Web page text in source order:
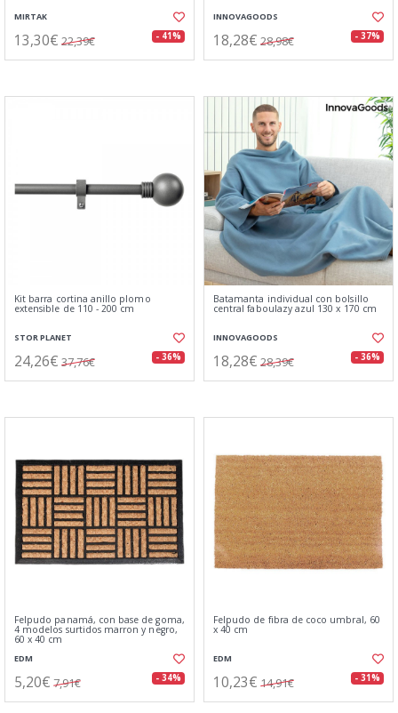
MIRTAK
13,30€ 22,39€ - 41%
INNOVAGOODS
18,28€ 28,98€ - 37%
Kit barra cortina anillo plomo
extensible de 110 - 200 cm
STOR PLANET
24,26€ 37,76€ - 36%
Batamanta individual con bolsillo
central faboulazy azul 130 x 170 cm
INNOVAGOODS
18,28€ 28,39€ - 36%
Felpudo panamá, con base de goma,
4 modelos surtidos marron y negro,
60 x 40 cm
EDM
5,20€ 7,91€ - 34%
Felpudo de fibra de coco umbral, 60
x 40 cm
EDM
10,23€ 14,91€ - 31%